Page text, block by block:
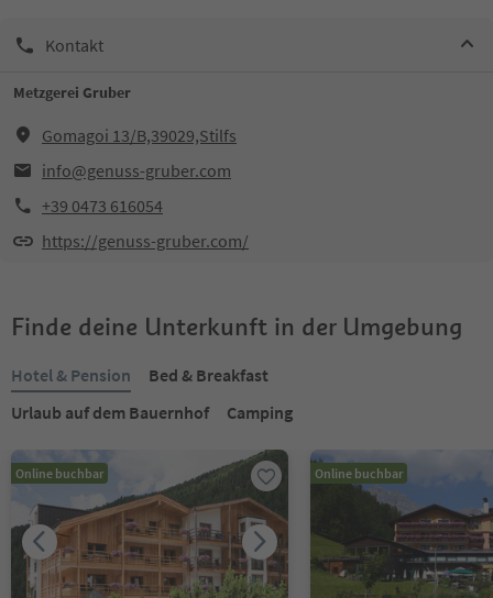
Kontakt
Metzgerei Gruber
Gomagoi 13/B,39029,Stilfs
info@genuss-gruber.com
+39 0473 616054
https://genuss-gruber.com/
Finde deine Unterkunft in der Umgebung
Hotel & Pension
Bed & Breakfast
Urlaub auf dem Bauernhof
Camping
Online buchbar Online buchbar